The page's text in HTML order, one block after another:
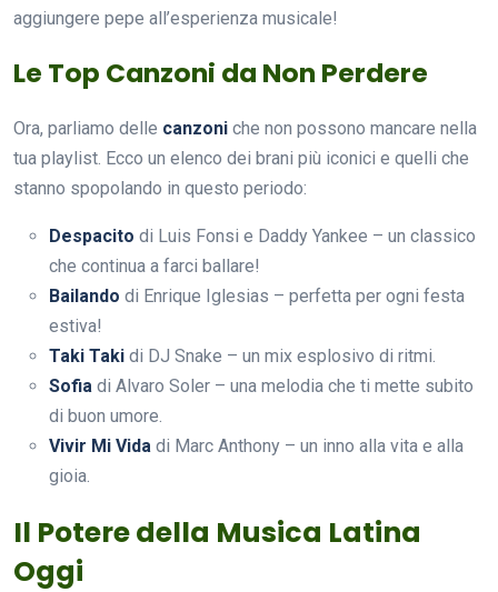
aggiungere pepe all’esperienza musicale!
Le Top Canzoni da Non Perdere
Ora, parliamo delle canzoni che non possono mancare nella
tua playlist. Ecco un elenco dei brani più iconici e quelli che
stanno spopolando in questo periodo:
Despacito di Luis Fonsi e Daddy Yankee – un classico
che continua a farci ballare!
Bailando di Enrique Iglesias – perfetta per ogni festa
estiva!
Taki Taki di DJ Snake – un mix esplosivo di ritmi.
Sofia di Alvaro Soler – una melodia che ti mette subito
di buon umore.
Vivir Mi Vida di Marc Anthony – un inno alla vita e alla
gioia.
Il Potere della Musica Latina
Oggi